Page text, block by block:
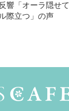
響「オーラ隠せて
際立つ」の声